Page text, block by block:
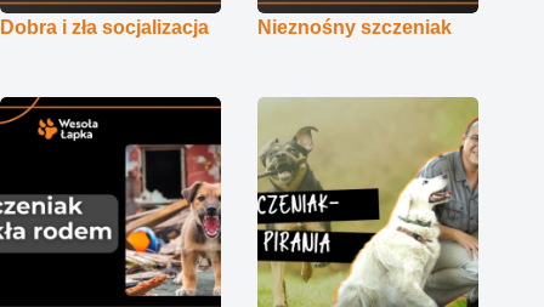
Dobra i zła socjalizacja Nieznośny szczeniak